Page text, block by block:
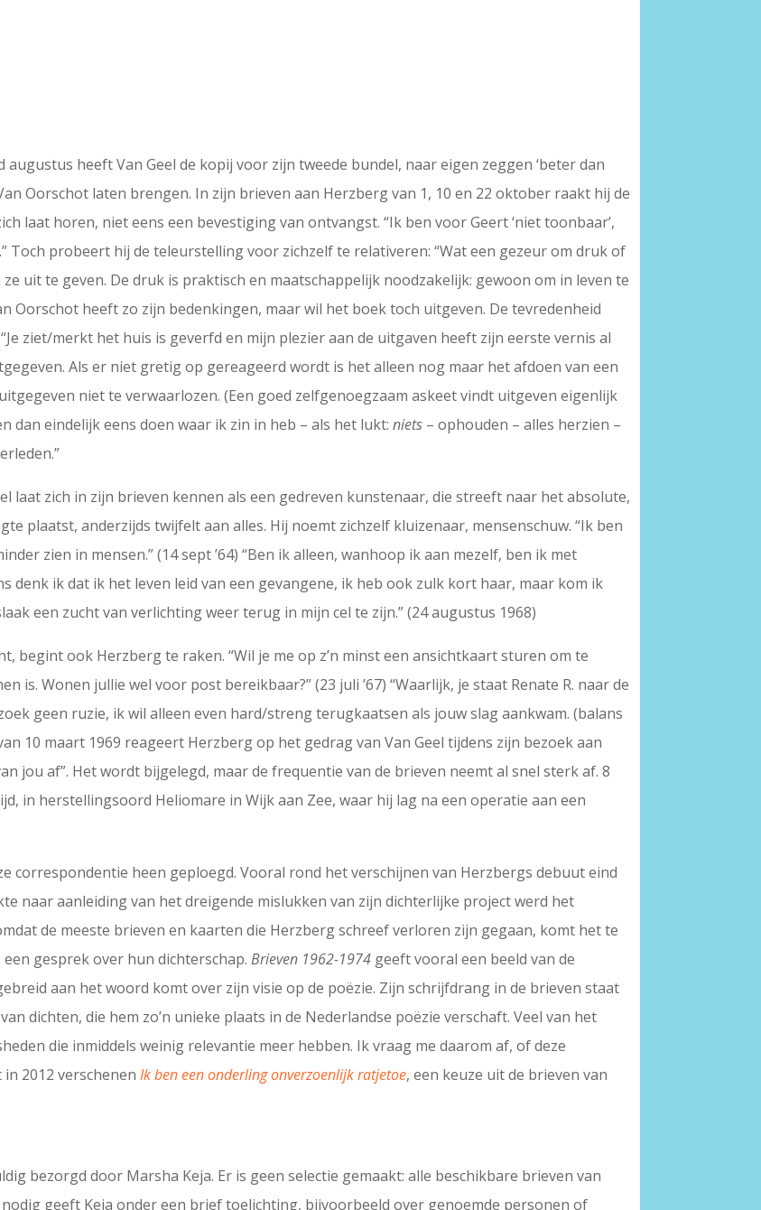
heeft Van Geel de kopij voor zijn tweede bundel, naar eigen zeggen ‘beter dan
Oorschot laten brengen. In zijn brieven aan Herzberg van 1, 10 en 22 oktober raakt hij de
laat horen, niet eens een bevestiging van ontvangst. “Ik ben voor Geert ‘niet toonbaar’,
Toch probeert hij de teleurstelling voor zichzelf te relativeren: “Wat een gezeur om druk of
uit te geven. De druk is praktisch en maatschappelijk noodzakelijk: gewoon om in leven te
Oorschot heeft zo zijn bedenkingen, maar wil het boek toch uitgeven. De tevredenheid
ziet/merkt het huis is geverfd en mijn plezier aan de uitgaven heeft zijn eerste vernis al
Als er niet gretig op gereageerd wordt is het alleen nog maar het afdoen van een
niet te verwaarlozen. (Een goed zelfgenoegzaam askeet vindt uitgeven eigenlijk
dan eindelijk eens doen waar ik zin in heb – als het lukt:niets – ophouden – alles herzien –
laat zich in zijn brieven kennen als een gedreven kunstenaar, die streeft naar het absolute,
plaatst, anderzijds twijfelt aan alles. Hij noemt zichzelf kluizenaar, mensenschuw. “Ik ben
zien in mensen.” (14 sept ’64) “Ben ik alleen, wanhoop ik aan mezelf, ben ik met
denk ik dat ik het leven leid van een gevangene, ik heb ook zulk kort haar, maar kom ik
een zucht van verlichting weer terug in mijn cel te zijn.” (24 augustus 1968)
begint ook Herzberg te raken. “Wil je me op z’n minst een ansichtkaart sturen om te
is. Wonen jullie wel voor post bereikbaar?” (23 juli ’67) “Waarlijk, je staat Renate R. naar de
geen ruzie, ik wil alleen even hard/streng terugkaatsen als jouw slag aankwam. (balans
10 maart 1969 reageert Herzberg op het gedrag van Van Geel tijdens zijn bezoek aan
jou af”. Het wordt bijgelegd, maar de frequentie van de brieven neemt al snel sterk af. 8
in herstellingsoord Heliomare in Wijk aan Zee, waar hij lag na een operatie aan een
correspondentie heen geploegd. Vooral rond het verschijnen van Herzbergs debuut eind
naar aanleiding van het dreigende mislukken van zijn dichterlijke project werd het
de meeste brieven en kaarten die Herzberg schreef verloren zijn gegaan, komt het te
gesprek over hun dichterschap.Brieven 1962-1974 geeft vooral een beeld van de
aan het woord komt over zijn visie op de poëzie. Zijn schrijfdrang in de brieven staat
dichten, die hem zo’n unieke plaats in de Nederlandse poëzie verschaft. Veel van het
die inmiddels weinig relevantie meer hebben. Ik vraag me daarom af, of deze
2012 verschenenIk ben een onderling onverzoenlijk ratjetoe, een keuze uit de brieven van
bezorgd door Marsha Keja. Er is geen selectie gemaakt: alle beschikbare brieven van
nodig geeft Keja onder een brief toelichting, bijvoorbeeld over genoemde personen of